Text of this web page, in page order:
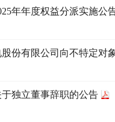
年年度权益分派实施公
份有限公司向不特定对
独立董事辞职的公告